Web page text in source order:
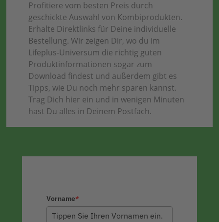
Profitiere vom besten Preis durch
geschickte Auswahl von Kombiprodukten.
Erhalte Direktlinks für Deine individuelle
Bestellung. Wir zeigen Dir, wo du im
Lifeplus-Universum die richtig guten
Produktinformationen sogar zum
Download findest und außerdem gibt es
Tipps, wie Du noch mehr sparen kannst.
Trag Dich hier ein und in wenigen Minuten
hast Du alles in Deinem Postfach.
Vorname*